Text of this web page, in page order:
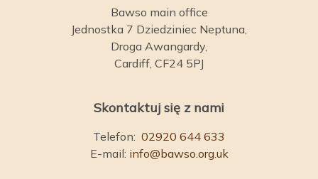
Bawso main office
Jednostka 7 Dziedziniec Neptuna,
Droga Awangardy,
Cardiff, CF24 5PJ
Skontaktuj się z nami
Telefon: 02920 644 633
E-mail: info@bawso.org.uk